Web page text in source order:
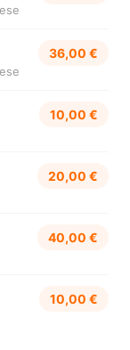
36,00 €
10,00 €
20,00 €
40,00 €
10,00 €